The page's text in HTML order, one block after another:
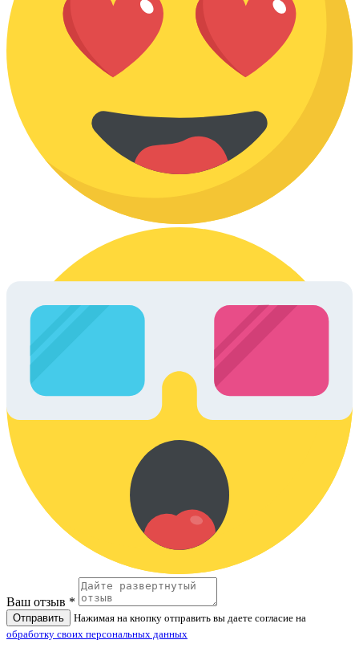
Ваш отзыв *
Отправить
Нажимая на кнопку отправить вы даете согласие на
обработку своих персональных данных